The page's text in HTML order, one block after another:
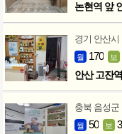
논현역 앞
경기 안산시
월 170 보
안산 고잔
충북 음성군
월 50 보